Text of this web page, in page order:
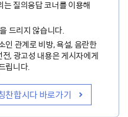
질의응답 코너를 이용해
드리지 않습니다.
인 관계로 비방, 욕설, 음란한
, 광고성 내용은 게시자에게
립니다.
찬합시다 바로가기